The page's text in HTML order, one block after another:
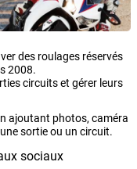
des roulages réservés
2008.
circuits et gérer leurs
ajoutant photos, caméra
sortie ou un circuit.
sociaux